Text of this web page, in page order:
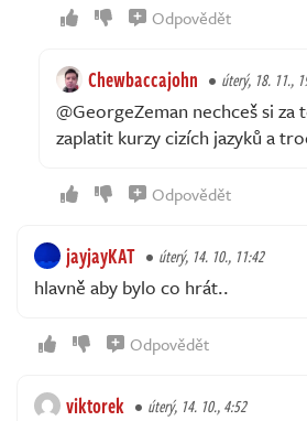
Odpovědět
Chewbaccajohn úterý, 18. 11.,
@GeorgeZeman nechceš si za
zaplatit kurzy cizích jazyků a
Odpovědět
jayjayKAT úterý, 14. 10., 11:42
hlavně aby bylo co hrát..
Odpovědět
viktorek úterý, 14. 10., 4:52